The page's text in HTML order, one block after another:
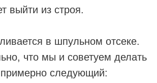
выйти из строя.
в шпульном отсеке.
что мы и советуем делать
примерно следующий: